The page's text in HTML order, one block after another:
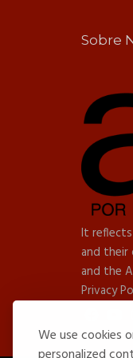
We use cookies
Sobre
It
and their
and the
Privacy